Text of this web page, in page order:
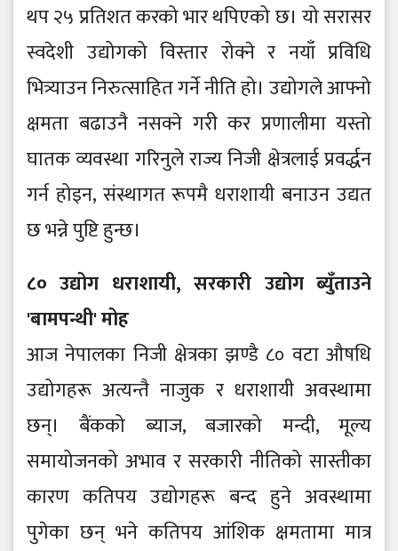
थप २५ प्रतिशत करको भार थपिएको छ। यो सरासर
स्वदेशी उद्योगको विस्तार रोक्ने र नयाँ प्रविधि
भित्र्याउन निरुत्साहित गर्ने नीति हो। उद्योगले आफ्नो
क्षमता बढाउनै नसक्ने गरी कर प्रणालीमा यस्तो
घातक व्यवस्था गरिनुले राज्य निजी क्षेत्रलाई प्रवर्द्धन
गर्न होइन, संस्थागत रूपमै धराशायी बनाउन उद्यत
छ भन्ने पुष्टि हुन्छ।
८० उद्योग धराशायी, सरकारी उद्योग ब्युँताउने
'बामपन्थी' मोह
आज नेपालका निजी क्षेत्रका झण्डै ८० वटा औषधि
उद्योगहरू अत्यन्तै नाजुक र धराशायी अवस्थामा
छन्। बैंकको ब्याज, बजारको मन्दी, मूल्य
समायोजनको अभाव र सरकारी नीतिको सास्तीका
कारण कतिपय उद्योगहरू बन्द हुने अवस्थामा
पुगेका छन् भने कतिपय आंशिक क्षमतामा मात्र